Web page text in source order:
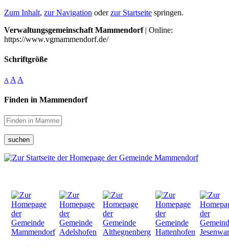
Zum Inhalt, zur Navigation oderzur Startseite springen.
Verwaltungsgemeinschaft Mammendorf| Online:
https://www.vgmammendorf.de/
Schriftgröße
A A A
Finden in Mammendorf
suchen